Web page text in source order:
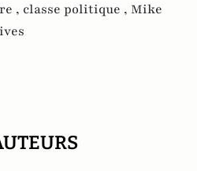
, classe politique , Mike